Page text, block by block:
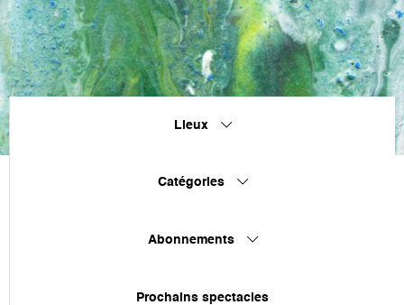
Lieux
Catégories
Abonnements
Prochains spectacles